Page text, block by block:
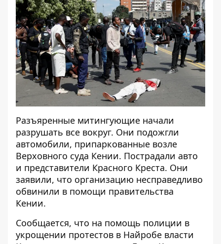
Разъяренные митингующие начали
разрушать все вокруг. Они подожгли
автомобили, припаркованные возле
Верховного суда Кении. Пострадали авто
и представители Красного Креста. Они
заявили, что организацию несправедливо
обвинили в помощи правительства
Кении.
Сообщается, что на помощь полиции в
укрощении протестов в Найробе власти